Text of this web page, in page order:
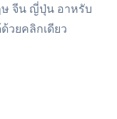
ษ จีน ญี่ปุ่น อาหรับ
วยคลิกเดียว